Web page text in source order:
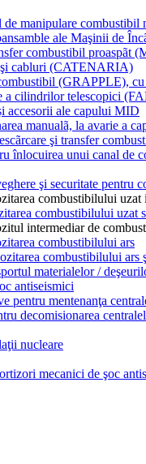
de manipulare combustibil
ale Maşinii de
combustibil proaspãt
cabluri (CATENARIA)
(GRAPPLE), cu
a cilindrilor telescopici
accesorii ale capului MID
manualã, la avarie a
şi transfer
înlocuirea unui canal
şi securitate pentru
combustibilului uzat
combustibilului uzat
intermediar de
combustibilului ars
combustibilului ars
materialelor /
antiseismici
pentru mentenanţa
decomisionarea
nucleare
mecanici de şoc